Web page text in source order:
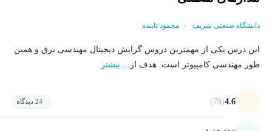
دانشگاه صنعتی شریف محمود تابنده
این درس یکی از مهمترین دروس گرایش دیجیتال مهندسی برق و همین
طور مهندسی کامپیوتر است. هدف از... بیشتر
4.6
(79) 24 دیدگاه